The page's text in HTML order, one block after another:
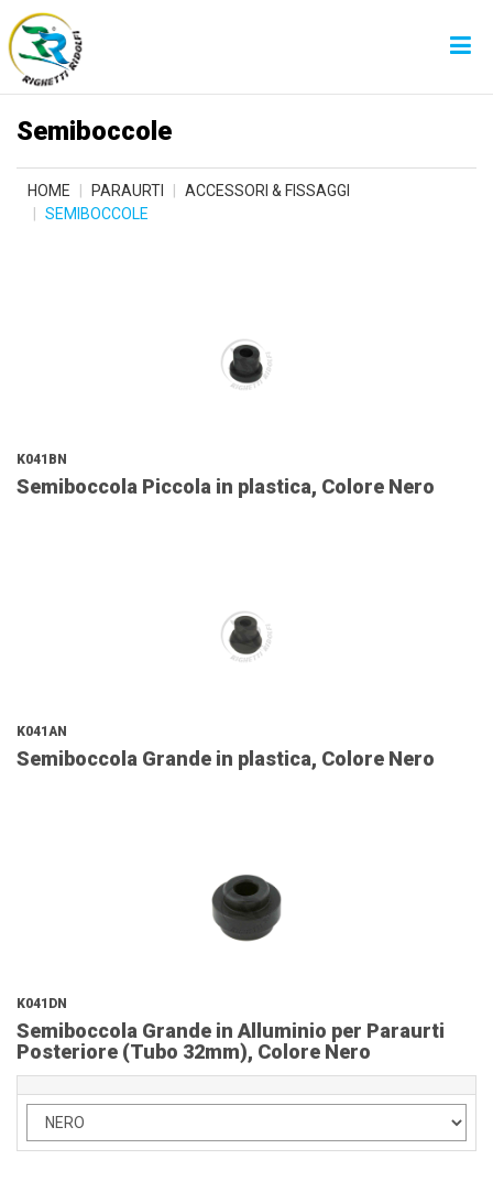
Semiboccole
HOME PARAURTI
ACCESSORI & FISSAGGI
SEMIBOCCOLE
K041BN
Semiboccola Piccola in plastica, Colore Nero
K041AN
Semiboccola Grande in plastica, Colore Nero
K041DN
Semiboccola Grande in Alluminio per Paraurti
Posteriore (Tubo 32mm), Colore Nero